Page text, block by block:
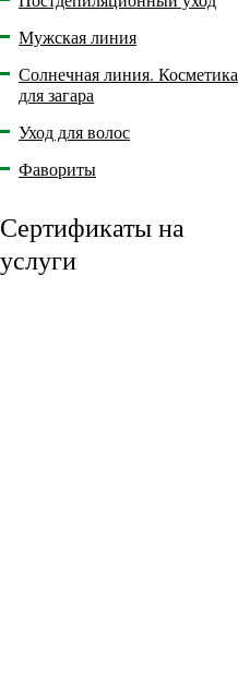
Мужская линия
Солнечная линия. Косметика
для загара
Уход для волос
Фавориты
Сертификаты на
услуги